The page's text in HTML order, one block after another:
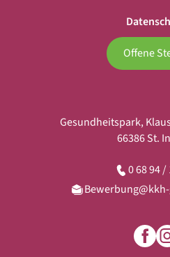
Offene
Gesundheitspark,
66386 St.
0 68 94 /